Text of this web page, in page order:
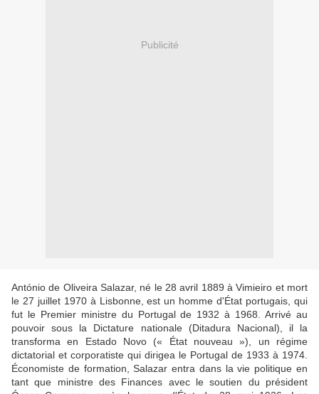
Publicité
António de Oliveira Salazar, né le 28 avril 1889 à Vimieiro et mort
le 27 juillet 1970 à Lisbonne, est un homme d'État portugais, qui
fut le Premier ministre du Portugal de 1932 à 1968. Arrivé au
pouvoir sous la Dictature nationale (Ditadura Nacional), il la
transforma en Estado Novo (« État nouveau »), un régime
dictatorial et corporatiste qui dirigea le Portugal de 1933 à 1974.
Économiste de formation, Salazar entra dans la vie politique en
tant que ministre des Finances avec le soutien du président